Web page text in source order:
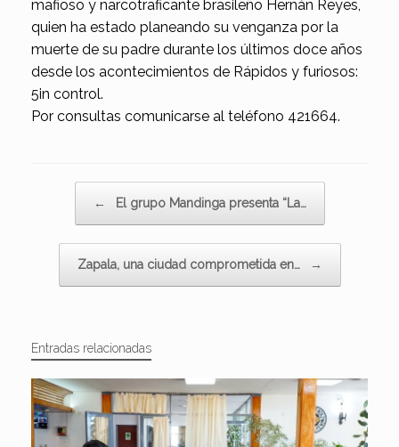
mafioso y narcotraficante brasileño Hernán Reyes,
quien ha estado planeando su venganza por la
muerte de su padre durante los últimos doce años
desde los acontecimientos de Rápidos y furiosos:
5in control.
Por consultas comunicarse al teléfono 421664.
← El grupo Mandinga presenta “La…
Zapala, una ciudad comprometida en… →
Entradas relacionadas